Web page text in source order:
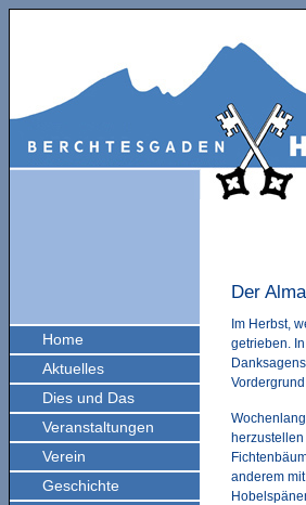
Home
Aktuelles
Dies und Das
Veranstaltungen
Verein
Geschichte
Der
Im Herbst,
getrieben.
anderem